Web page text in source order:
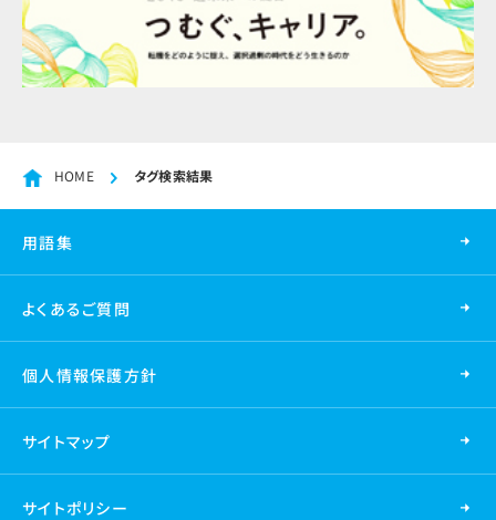
HOME タグ検索結果
用語集
よくあるご質問
個人情報保護方針
サイトマップ
サイトポリシー